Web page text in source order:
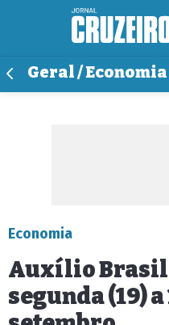
Geral / Economia
Economia
Auxílio Brasil
segunda (19)